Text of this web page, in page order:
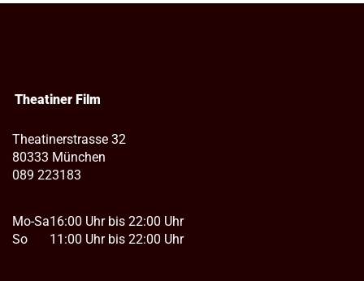
Theatiner Film
Theatinerstrasse 32
80333 München
089 223183
Mo-Sa
So
16:00 Uhr bis 22:00 Uhr
11:00 Uhr bis 22:00 Uhr